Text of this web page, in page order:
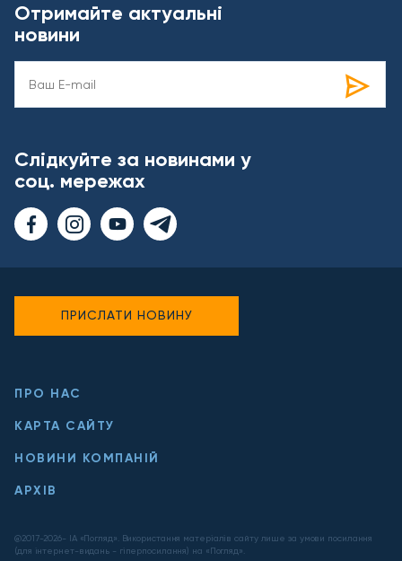
Отримайте актуальні
новини
Слідкуйте за новинами у
соц. мережах
ПРО НАС
КАРТА САЙТУ
НОВИНИ КОМПАНІЙ
АРХІВ
@2017-2026- ІА «Погляд». Використання матеріалів сайту лише за умови посилання
(для інтернет-видань - гіперпосилання) на «Погляд».
ПРИСЛАТИ НОВИНУ